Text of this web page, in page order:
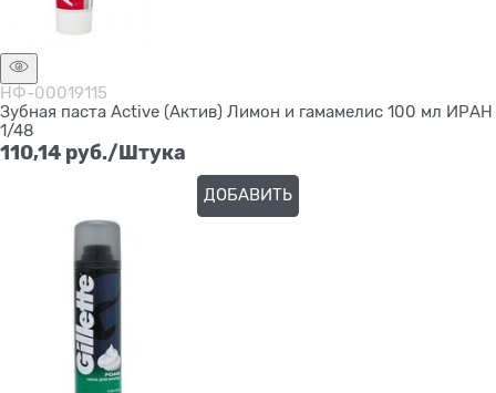
НФ-00019115
Зубная паста Active (Актив) Лимон и гамамелис 100 мл ИРАН
1/48
110,14 руб./Штука
ДОБАВИТЬ